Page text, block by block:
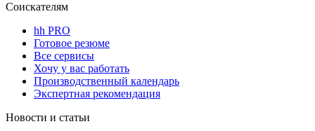
Соискателям
hh PRO
Готовое резюме
Все сервисы
Хочу у вас работать
Производственный календарь
Экспертная рекомендация
Новости и статьи